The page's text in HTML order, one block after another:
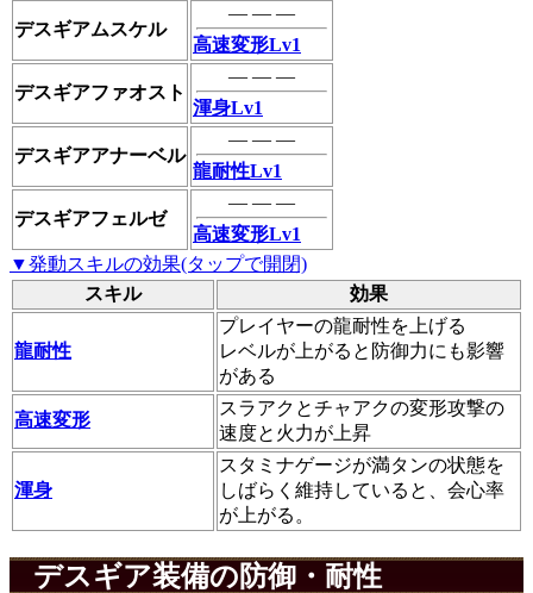
デスギアムスケル
― ― ―
高速変形Lv1
デスギアファオスト
― ― ―
渾身Lv1
デスギアアナーベル
― ― ―
龍耐性Lv1
デスギアフェルゼ
― ― ―
高速変形Lv1
▼発動スキルの効果(タップで開閉)
スキル
効果
龍耐性
プレイヤーの龍耐性を上げる
レベルが上がると防御力にも影響
がある
高速変形
スラアクとチャアクの変形攻撃の
速度と火力が上昇
渾身
スタミナゲージが満タンの状態を
しばらく維持していると、会心率
が上がる。
デスギア装備の防御・耐性